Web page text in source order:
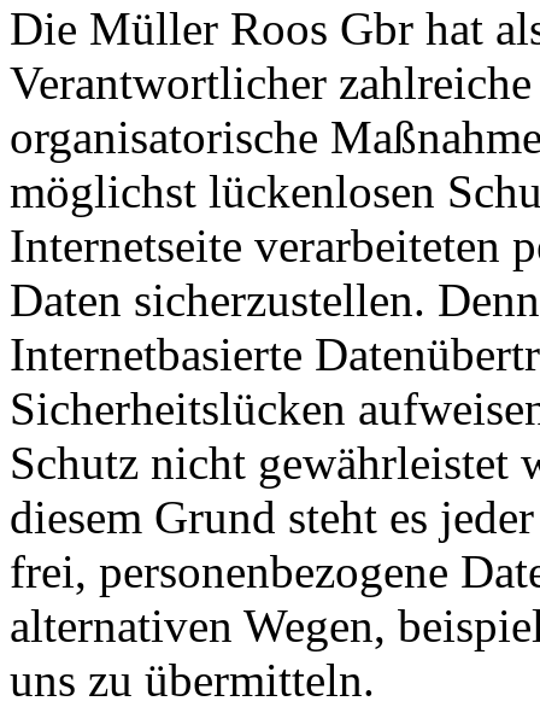
Die Müller Roos Gbr hat
Verantwortlicher
organisatorische
möglichst lückenlosen
Internetseite verarbeiteten
Daten sicherzustellen.
Internetbasierte
Sicherheitslücken
Schutz nicht gewährleistet
diesem Grund steht es
frei, personenbezogene
alternativen Wegen,
uns zu übermitteln.